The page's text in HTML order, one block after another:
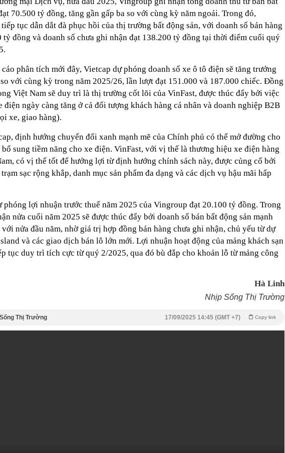
70.500 tỷ đồng, tăng gần gấp ba so với cùng kỳ năm ngoái. Trong đó,
tục dẫn dắt đà phục hồi của thị trường bất động sản, với doanh số bán hàng
tỷ đồng và doanh số chưa ghi nhận đạt 138.200 tỷ đồng tại thời điểm cuối quý
phân tích mới đây, Vietcap dự phóng doanh số xe ô tô điện sẽ tăng trưởng
với cùng kỳ trong năm 2025/26, lần lượt đạt 151.000 và 187.000 chiếc. Đồng
Việt Nam sẽ duy trì là thị trường cốt lõi của VinFast, được thúc đẩy bởi việc
điện ngày càng tăng ở cả đối tượng khách hàng cá nhân và doanh nghiệp B2B
xe, giao hàng).
định hướng chuyển đổi xanh mạnh mẽ của Chính phủ có thể mở đường cho
bổ sung tiềm năng cho xe điện. VinFast, với vị thế là thương hiệu xe điện hàng
có vị thế tốt để hưởng lợi từ định hướng chính sách này, được củng cố bởi
sạc rộng khắp, danh mục sản phẩm đa dạng và các dịch vụ hậu mãi hấp
phóng lợi nhuận trước thuế năm 2025 của Vingroup đạt 20.100 tỷ đồng. Trong
nửa cuối năm 2025 sẽ được thúc đẩy bởi doanh số bán bất động sản mạnh
với nửa đầu năm, nhờ giá trị hợp đồng bán hàng chưa ghi nhận, chủ yếu từ dự
và các giao dịch bán lô lớn mới. Lợi nhuận hoạt động của mảng khách sạn
tục duy trì tích cực từ quý 2/2025, qua đó bù đắp cho khoản lỗ từ mảng công
Hà Linh
Nhịp Sống Thị Trường
Thị Trường Copy link
17/09/2025 14:45 (GMT +7)